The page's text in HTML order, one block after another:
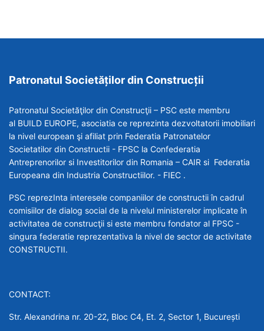
Patronatul Societăților din Construcții
Patronatul Societăţilor din Construcţii – PSC este membru
al BUILD EUROPE, asociatia ce reprezinta dezvoltatorii imobiliari
la nivel european şi afiliat prin Federatia Patronatelor
Societatilor din Constructii - FPSC la Confederatia
Antreprenorilor si Investitorilor din Romania – CAIR si Federatia
Europeana din Industria Constructiilor. - FIEC .
PSC reprezInta interesele companiilor de constructii în cadrul
comisiilor de dialog social de la nivelul ministerelor implicate în
activitatea de construcţii si este membru fondator al FPSC -
singura federatie reprezentativa la nivel de sector de activitate
CONSTRUCTII.
CONTACT:
Str. Alexandrina nr. 20-22, Bloc C4, Et. 2, Sector 1, București